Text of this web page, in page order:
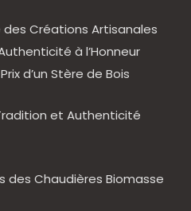
Créations Artisanales
à l’Honneur
d’un Stère de Bois
et Authenticité
des Chaudières Biomasse